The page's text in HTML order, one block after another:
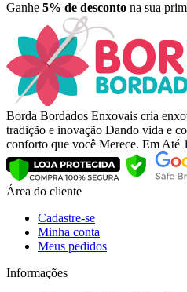
Ganhe 5% de desconto na sua
Borda Bordados Enxovais cria
tradição e inovação Dando vida e
conforto que você Merece. Em Até
Área do cliente
Cadastre-se
Minha conta
Meus pedidos
Informações